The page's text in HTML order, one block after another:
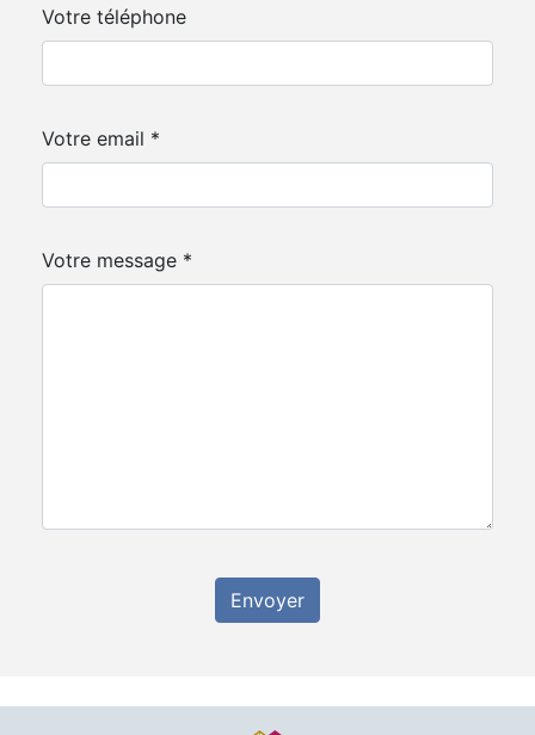
Votre téléphone
Votre email *
Votre message *
Envoyer